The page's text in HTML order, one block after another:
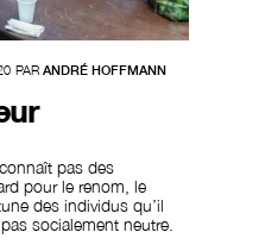
PAR ANDRÉ HOFFMANN
pas des
pour le renom, le
des individus qu’il
socialement neutre.